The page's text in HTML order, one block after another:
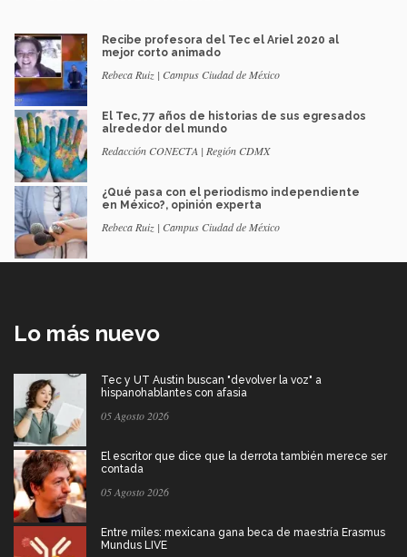
Recibe profesora del Tec el Ariel 2020 al
mejor corto animado
Rebeca Ruiz | Campus Ciudad de México
El Tec, 77 años de historias de sus egresados
alrededor del mundo
Redacción CONECTA | Región CDMX
¿Qué pasa con el periodismo independiente
en México?, opinión experta
Rebeca Ruiz | Campus Ciudad de México
Lo más nuevo
Tec y UT Austin buscan "devolver la voz" a
hispanohablantes con afasia
05 Agosto 2026
El escritor que dice que la derrota también merece ser
contada
05 Agosto 2026
Entre miles: mexicana gana beca de maestría Erasmus
Mundus LIVE